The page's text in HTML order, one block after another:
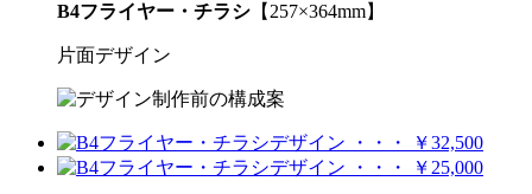
B4フライヤー・チラシ 【257×364mm】
片面デザイン